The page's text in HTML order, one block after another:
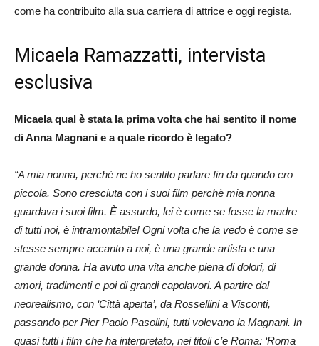
come ha contribuito alla sua carriera di attrice e oggi regista.
Micaela Ramazzatti, intervista
esclusiva
Micaela qual è stata la prima volta che hai sentito il nome
di Anna Magnani e a quale ricordo è legato?
“A mia nonna, perchè ne ho sentito parlare fin da quando ero
piccola. Sono cresciuta con i suoi film perchè mia nonna
guardava i suoi film. È assurdo, lei è come se fosse la madre
di tutti noi, è intramontabile! Ogni volta che la vedo è come se
stesse sempre accanto a noi, è una grande artista e una
grande donna. Ha avuto una vita anche piena di dolori, di
amori, tradimenti e poi di grandi capolavori. A partire dal
neorealismo, con ‘Città aperta’, da Rossellini a Visconti,
passando per Pier Paolo Pasolini, tutti volevano la Magnani. In
quasi tutti i film che ha interpretato, nei titoli c’e Roma: ‘Roma